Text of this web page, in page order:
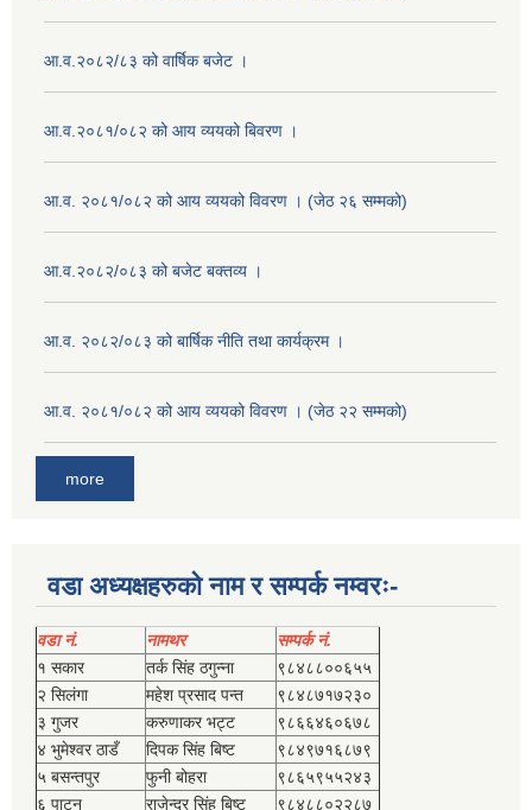
आ.व.२०८२/८३ को वार्षिक बजेट ।
आ.व.२०८१/०८२ को आय व्ययको बिवरण ।
आ.व. २०८१/०८२ को आय व्ययको विवरण । (जेठ २६ सम्मको)
आ.व.२०८२/०८३ को बजेट बक्तव्य ।
आ.व. २०८२/०८३ को बार्षिक नीति तथा कार्यक्रम ।
आ.व. २०८१/०८२ को आय व्ययको विवरण । (जेठ २२ सम्मको)
more
वडा अध्यक्षहरुको नाम र सम्पर्क नम्वरः-
वडा नं. नामथर
सम्पर्क नं.
१ सकार
तर्क सिंह ठगुन्‍ना
९८४८८००६५५
२ सिलंगा
महेश प्रसाद पन्त
९८४८७१७२३०
३ गुजर
करुणाकर भट्ट
९८६६४६०६७८
४ भुमेश्‍वर ठाडँ
दिपक सिंह बिष्‍ट
९८४९७१६८७९
५ बसन्तपुर
फुनी बोहरा
९८६५९५५२४३
६ पाटन
राजेन्द्र सिंह बिष्‍ट ९८४८८०२२८७